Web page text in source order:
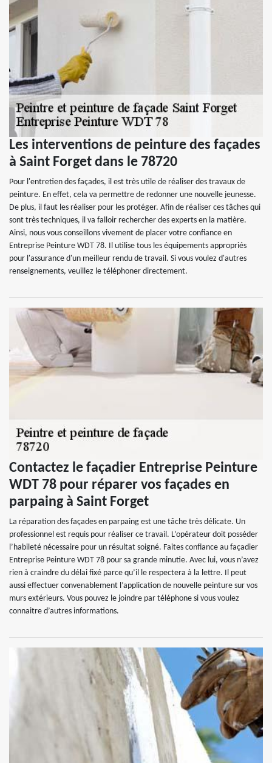
Les interventions de peinture des façades
à Saint Forget dans le 78720
Pour l'entretien des façades, il est très utile de réaliser des travaux de
peinture. En effet, cela va permettre de redonner une nouvelle jeunesse.
De plus, il faut les réaliser pour les protéger. Afin de réaliser ces tâches qui
sont très techniques, il va falloir rechercher des experts en la matière.
Ainsi, nous vous conseillons vivement de placer votre confiance en
Entreprise Peinture WDT 78. Il utilise tous les équipements appropriés
pour l'assurance d'un meilleur rendu de travail. Si vous voulez d'autres
renseignements, veuillez le téléphoner directement.
Contactez le façadier Entreprise Peinture
WDT 78 pour réparer vos façades en
parpaing à Saint Forget
La réparation des façades en parpaing est une tâche très délicate. Un
professionnel est requis pour réaliser ce travail. L’opérateur doit posséder
l’habileté nécessaire pour un résultat soigné. Faites confiance au façadier
Entreprise Peinture WDT 78 pour sa grande minutie. Avec lui, vous n’avez
rien à craindre du délai fixé parce qu’il le respectera à la lettre. Il peut
aussi effectuer convenablement l’application de nouvelle peinture sur vos
murs extérieurs. Vous pouvez le joindre par téléphone si vous voulez
connaitre d’autres informations.